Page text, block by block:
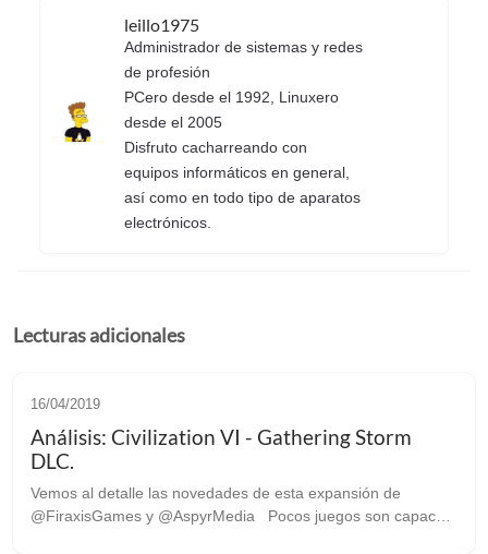
leillo1975
Administrador de sistemas y redes
de profesión
PCero desde el 1992, Linuxero
desde el 2005
Disfruto cacharreando con
equipos informáticos en general,
así como en todo tipo de aparatos
electrónicos.
Lecturas adicionales
16/04/2019
Análisis: Civilization VI - Gathering Storm
DLC.
Vemos al detalle las novedades de esta expansión de
@FiraxisGames y @AspyrMedia Pocos juegos son capaces